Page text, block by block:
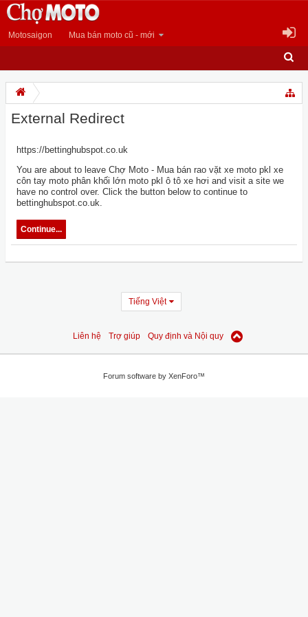
Motosaigon Mua bán moto cũ - mới
External Redirect
https://bettinghubspot.co.uk
You are about to leave Chợ Moto - Mua bán rao vặt xe moto pkl xe
côn tay moto phân khối lớn moto pkl ô tô xe hơi and visit a site we
have no control over. Click the button below to continue to
bettinghubspot.co.uk.
Continue...
Tiếng Việt
Liên hệ Trợ giúp Quy định và Nội quy
Forum software by XenForo™